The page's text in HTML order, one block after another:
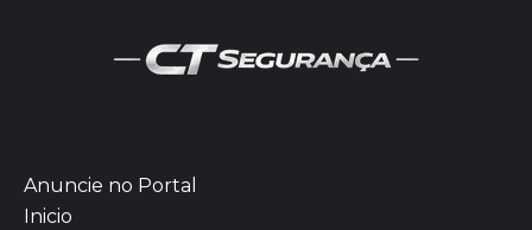
Anuncie no Portal
Inicio